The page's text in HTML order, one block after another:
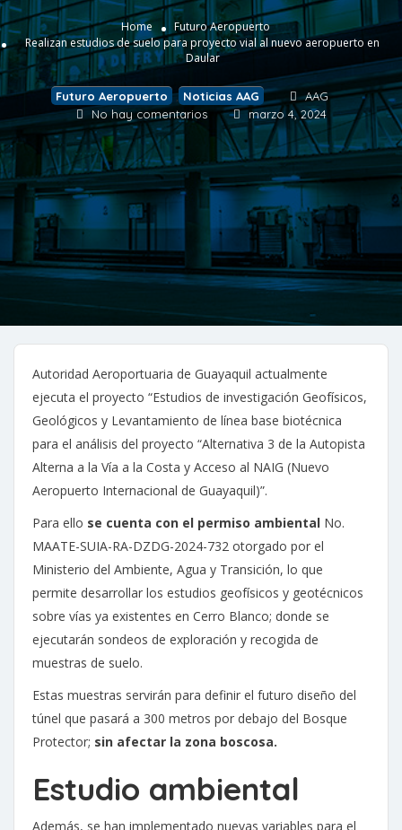
Home
Futuro Aeropuerto
Realizan estudios de suelo para proyecto vial al nuevo aeropuerto en
Daular
Futuro Aeropuerto , Noticias AAG
AAG
No hay comentarios
marzo 4, 2024
Autoridad Aeroportuaria de Guayaquil actualmente
ejecuta el proyecto “Estudios de investigación Geofísicos,
Geológicos y Levantamiento de línea base biotécnica
para el análisis del proyecto “Alternativa 3 de la Autopista
Alterna a la Vía a la Costa y Acceso al NAIG (Nuevo
Aeropuerto Internacional de Guayaquil)”.
Para ello se cuenta con el permiso ambiental No.
MAATE-SUIA-RA-DZDG-2024-732 otorgado por el
Ministerio del Ambiente, Agua y Transición, lo que
permite desarrollar los estudios geofísicos y geotécnicos
sobre vías ya existentes en Cerro Blanco; donde se
ejecutarán sondeos de exploración y recogida de
muestras de suelo.
Estas muestras servirán para definir el futuro diseño del
túnel que pasará a 300 metros por debajo del Bosque
Protector; sin afectar la zona boscosa.
Estudio ambiental
Además, se han implementado nuevas variables para el